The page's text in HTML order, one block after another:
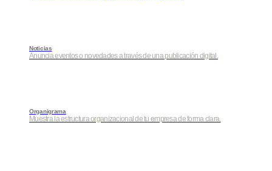
Noticias
Anuncia eventos o novedades a través de una publicación digital.
Organigrama
Muestra la estructura organizacional de tu empresa de forma clara.